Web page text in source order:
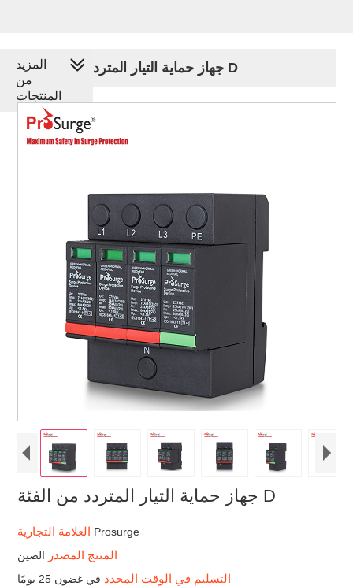
جهاز حماية التيار المتردد من الفئة D
جهاز حماية التيار المتردد من الفئة D
Prosurge
المنتج المصدر الصين
التسليم في الوقت المحدد في غضون 25 يومًا
المزيد
من
المنتجات